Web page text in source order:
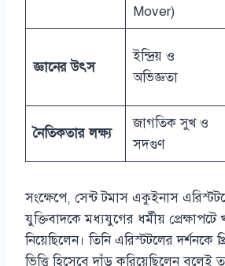
Mover)
জ্ঞানের উৎস
ইন্দ্রিয় ও
অভিজ্ঞতা
নৈতিকতার লক্ষ্য
জাগতিক সুখ ও
সদ্গুণ
সংক্ষেপে, সেন্ট টমাস একুইনাস
যুক্তিবাদকে মধ্যযুগের ধর্মীয় প্রেক্ষাপটে
নিয়েছিলেন। তিনি এরিস্টটলের দর্শনকে
ভিত্তি হিসেবে দাঁড় করিয়েছিলেন বলেই